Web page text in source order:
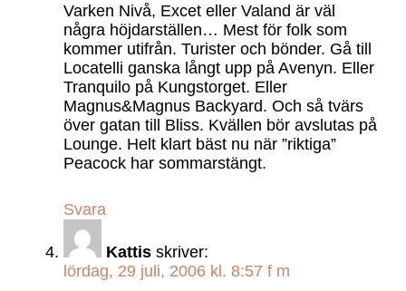
Varken Nivå, Excet eller Valand är väl
några höjdarställen… Mest för folk som
kommer utifrån. Turister och bönder. Gå till
Locatelli ganska långt upp på Avenyn. Eller
Tranquilo på Kungstorget. Eller
Magnus&Magnus Backyard. Och så tvärs
över gatan till Bliss. Kvällen bör avslutas på
Lounge. Helt klart bäst nu när ”riktiga”
Peacock har sommarstängt.
Svara
Kattis skriver:
lördag, 29 juli, 2006 kl. 8:57 f m